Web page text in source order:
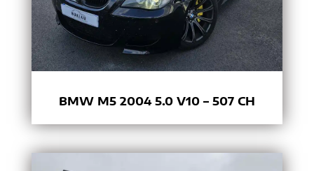
BMW M5 2004 5.0 V10 – 507 CH